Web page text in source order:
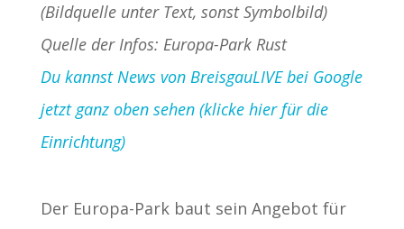
(Bildquelle unter Text, sonst Symbolbild)
Quelle der Infos: Europa-Park Rust
Du kannst News von BreisgauLIVE bei Google
jetzt ganz oben sehen (klicke hier für die
Einrichtung)
Der Europa-Park baut sein Angebot für